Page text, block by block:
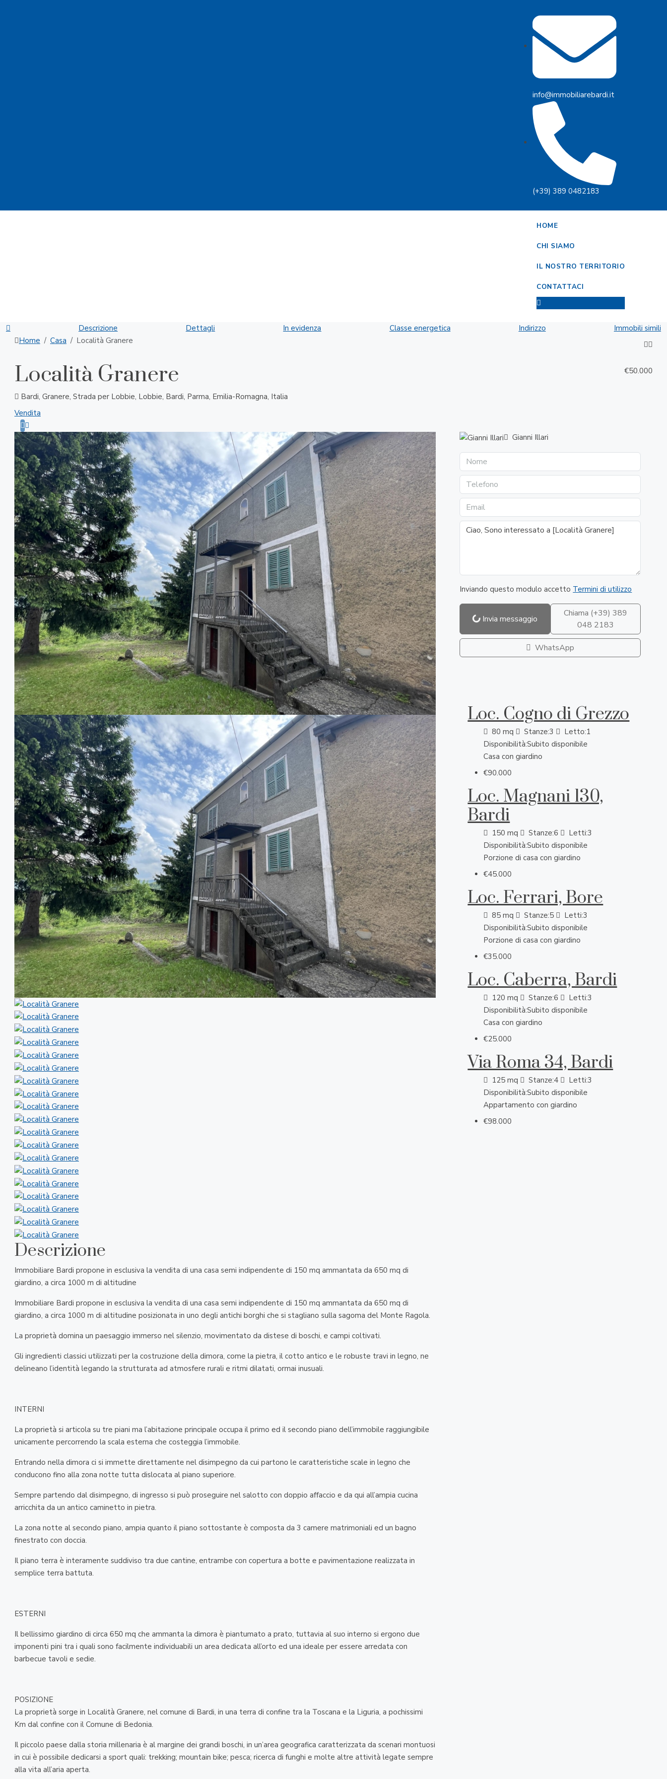
info@immobiliarebardi.it
(+39) 389 0482183
HOME
CHI SIAMO
IL NOSTRO TERRITORIO
CONTATTACI
Descrizione Dettagli In evidenza Classe energetica Indirizzo
Immobili simili
Home
Casa Località Granere
Località Granere
Bardi, Granere, Strada per Lobbie, Lobbie, Bardi, Parma, Emilia-Romagna, Italia
Vendita
€50.000
Descrizione
Immobiliare Bardi propone in esclusiva la vendita di una casa semi indipendente di 150 mq ammantata da 650 mq di
giardino, a circa 1000 m di altitudine
Immobiliare Bardi propone in esclusiva la vendita di una casa semi indipendente di 150 mq ammantata da 650 mq di
giardino, a circa 1000 m di altitudine posizionata in uno degli antichi borghi che si stagliano sulla sagoma del Monte Ragola.
La proprietà domina un paesaggio immerso nel silenzio, movimentato da distese di boschi, e campi coltivati.
Gli ingredienti classici utilizzati per la costruzione della dimora, come la pietra, il cotto antico e le robuste travi in legno, ne
delineano l’identità legando la strutturata ad atmosfere rurali e ritmi dilatati, ormai inusuali.
INTERNI
La proprietà si articola su tre piani ma l’abitazione principale occupa il primo ed il secondo piano dell’immobile raggiungibile
unicamente percorrendo la scala esterna che costeggia l’immobile.
Entrando nella dimora ci si immette direttamente nel disimpegno da cui partono le caratteristiche scale in legno che
conducono fino alla zona notte tutta dislocata al piano superiore.
Sempre partendo dal disimpegno, di ingresso si può proseguire nel salotto con doppio affaccio e da qui all’ampia cucina
arricchita da un antico caminetto in pietra.
La zona notte al secondo piano, ampia quanto il piano sottostante è composta da 3 camere matrimoniali ed un bagno
finestrato con doccia.
Il piano terra è interamente suddiviso tra due cantine, entrambe con copertura a botte e pavimentazione realizzata in
semplice terra battuta.
ESTERNI
Il bellissimo giardino di circa 650 mq che ammanta la dimora è piantumato a prato, tuttavia al suo interno si ergono due
imponenti pini tra i quali sono facilmente individuabili un area dedicata all’orto ed una ideale per essere arredata con
barbecue tavoli e sedie.
POSIZIONE
La proprietà sorge in Località Granere, nel comune di Bardi, in una terra di confine tra la Toscana e la Liguria, a pochissimi
Km dal confine con il Comune di Bedonia.
Il piccolo paese dalla storia millenaria è al margine dei grandi boschi, in un’area geografica caratterizzata da scenari montuosi
in cui è possibile dedicarsi a sport quali: trekking; mountain bike; pesca; ricerca di funghi e molte altre attività legate sempre
alla vita all’aria aperta.
Gianni Illari
Inviando questo modulo accetto Termini di utilizzo
Invia messaggio
Chiama (+39) 389
048 2183
WhatsApp
Loc. Cogno di Grezzo
80 mq Stanze:3 Letto:1
Disponibilità:Subito disponibile
Casa con giardino
€90.000
Loc. Magnani 130,
Bardi
150 mq Stanze:6 Letti:3
Disponibilità:Subito disponibile
Porzione di casa con giardino
€45.000
Loc. Ferrari, Bore
85 mq Stanze:5 Letti:3
Disponibilità:Subito disponibile
Porzione di casa con giardino
€35.000
Loc. Caberra, Bardi
120 mq Stanze:6 Letti:3
Disponibilità:Subito disponibile
Casa con giardino
€25.000
Via Roma 34, Bardi
125 mq Stanze:4 Letti:3
Disponibilità:Subito disponibile
Appartamento con giardino
€98.000